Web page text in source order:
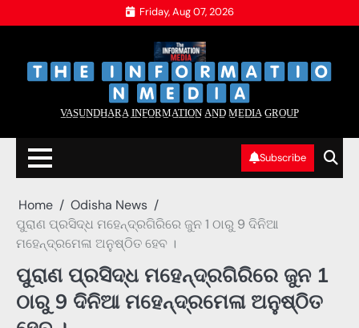
to
Friday, Aug 07, 2026
V̲A̲S̲U̲N̲D̲H̲A̲R̲A̲ I̲N̲F̲O̲R̲M̲A̲T̲I̲O̲N̲ A̲N̲D̲ M̲E̲D̲I̲A̲ G̲R̲O̲U̲P̲
Subscribe
Home
Odisha News
ପୁରାଣ ପ୍ରସିଦ୍ଧ ମହେନ୍ଦ୍ରଗିରିରେ ଜୁନ 1 ଠାରୁ 9 ଦିନିଆ
ମହେନ୍ଦ୍ରମେଳା ଅନୁଷ୍ଠିତ ହେବ ।
ପୁରାଣ ପ୍ରସିଦ୍ଧ ମହେନ୍ଦ୍ରଗିରିରେ ଜୁନ 1
ଠାରୁ 9 ଦିନିଆ ମହେନ୍ଦ୍ରମେଳା ଅନୁଷ୍ଠିତ